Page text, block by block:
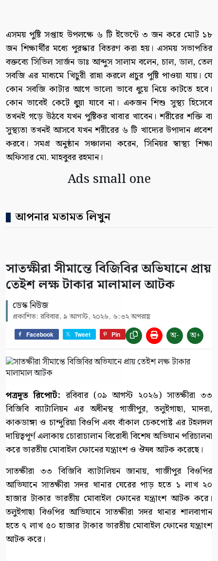
এসময় পুষ্টি সপ্তাহ উপলক্ষে ৬ টি ইভেন্টে ৩ জন করে মোট ১৮
জন শিক্ষার্থীর মধ্যে পুরস্কার বিতরণ করা হয়। এসময় সভাপতির
বক্তব্যে সিভিল সার্জন ডাঃ আব্দুস সালাম বলেন, চাল, ডাল, তেল
সবজি এর মাধ্যমে খিচুরী রান্না করলে প্রচুর পুষ্টি পাওয়া যায়। যে
কোন সবজি কাটার আগে ভালো ভাবে ধুয়ে নিয়ে কাটতে হবে।
কোন ভাবেই কেটে ধুুয়া যাবে না। একজন শিশু সুস্থ্য হিসেবে
তখনই গড়ে উঠবে যখন পুষ্টিকর খাবার খাবেন। শরীরের শক্তি বা
সুস্থ্যতা তখনই আসবে যখন শরীরের ৬ টি খাদ্যের উপাদান প্রবেশ
করবে। সমগ্র অনুষ্ঠান সঞ্চালনা করেন, সিনিয়র স্বাস্থ্য শিক্ষা
অফিসার মো. মাহবুবর রহমান।
Ads small one
আপনার মতামত লিখুন
সাতক্ষীরা সীমান্তে বিজিবির অভিযানে প্রায়
তেইশ লক্ষ টাকার মালামাল আটক
ডেস্ক নিউজ
প্রকাশিত: রবিবার, ৯ আগস্ট, ২০২৬, ৬:৩২ অপরাহ্ণ
Facebook Tweet Pin অ- অ+
পত্রদূত রিপোর্ট: রবিবার (০৯ আগস্ট ২০২৬) সাতক্ষীরা ৩৩
বিজিবি ব্যাটালিয়ন এর অধীনস্থ গাজীপুর, তলুইগাছা, মাদরা,
কাকডাঙ্গা ও চান্দুরিয়া বিওপি এবং বাঁকাল চেকপোষ্ট এর টহলদল
দায়িত্বপূর্ণ এলাকায় চোরাচালান বিরোধী বিশেষ অভিযান পরিচালনা
করে ভারতীয় মোবাইল ফোনের যন্ত্রাংশ ও ঔষধ আটক করেছে।
সাতক্ষীরা ৩৩ বিজিবি ব্যাটালিয়ন জানায়, গাজীপুর বিওপির
আভিযানে সাতক্ষীরা সদর থানার ঘেরের পাড় হতে ১ লাখ ২০
হাজার টাকার ভারতীয় মোবাইল ফোনের যন্ত্রাংশ আটক করে।
তলুইগাছা বিওপির আভিযানে সাতক্ষীরা সদর থানার শালবাগান
হতে ৭ লাখ ৫০ হাজার টাকার ভারতীয় মোবাইল ফোনের যন্ত্রাংশ
আটক করে।